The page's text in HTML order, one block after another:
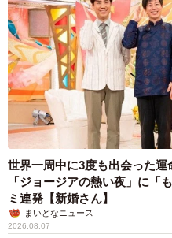
世界一周中に3度も出会った
「ジョージアの熱い夜」に「
ミ連発【新婚さん】
まいどなニュース
2026.08.07